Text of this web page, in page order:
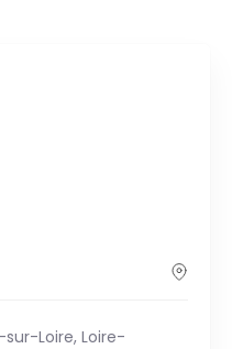
Loire, Loire-